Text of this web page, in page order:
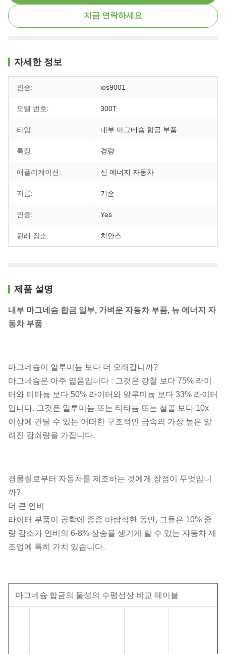
지금 연락하세요
자세한 정보
인증: ios9001
모델 번호: 300T
타입: 내부 마그네슘 합금 부품
특징: 경량
애플리케이션: 신 에너지 자동차
지름: 기준
인증: Yes
원래 장소: 치안스
제품 설명
내부 마그네슘 합금 일부, 가벼운 자동차 부품, 뉴 에너지 자
동차 부품
마그네슘이 알루미늄 보다 더 오래갑니까?
마그네슘은 아주 엷음입니다 : 그것은 강철 보다 75% 라이
터와 티타늄 보다 50% 라이터와 알루미늄 보다 33% 라이터
입니다. 그것은 알루미늄 또는 티타늄 또는 철골 보다 10x
이상에 견딜 수 있는 어떠한 구조적인 금속의 가장 높은 알
려진 감쇠량을 가집니다.
경물질로부터 자동차를 제조하는 것에게 장점이 무엇입니
까?
더 큰 연비
라이터 부품이 공학에 종종 바람직한 동안, 그들은 10% 중
량 감소가 연비의 6-8% 상승을 생기게 할 수 있는 자동차 제
조업에 특히 가치 있습니다.
마그네슘 합금의 물성의 수평선상 비교 테이블